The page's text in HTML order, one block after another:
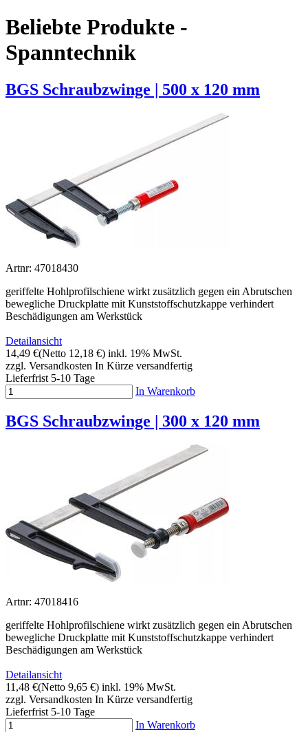
Beliebte Produkte -
Spanntechnik
BGS Schraubzwinge | 500 x 120 mm
Artnr: 47018430
geriffelte Hohlprofilschiene wirkt zusätzlich gegen ein Abrutschen
bewegliche Druckplatte mit Kunststoffschutzkappe verhindert
Beschädigungen am Werkstück
Detailansicht
14,49 €(Netto 12,18 €) inkl. 19% MwSt.
zzgl. Versandkosten In Kürze versandfertig
Lieferfrist 5-10 Tage
In Warenkorb
BGS Schraubzwinge | 300 x 120 mm
Artnr: 47018416
geriffelte Hohlprofilschiene wirkt zusätzlich gegen ein Abrutschen
bewegliche Druckplatte mit Kunststoffschutzkappe verhindert
Beschädigungen am Werkstück
Detailansicht
11,48 €(Netto 9,65 €) inkl. 19% MwSt.
zzgl. Versandkosten In Kürze versandfertig
Lieferfrist 5-10 Tage
In Warenkorb